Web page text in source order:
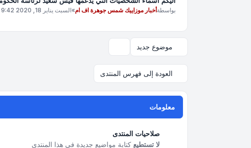
بواسطةأخبار موزاييك شمس جوهرة اف ام»السبت يناير 18, 2020 9:42 am
موضوع جديد
العودة إلى فهرس المنتدى
معلومات
صلاحيات المنتدى
لا تستطيع كتابة مواضيع جديدة في هذا المنتدى